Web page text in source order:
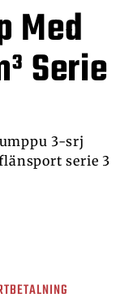
Med
Serie
3-srj
serie 3